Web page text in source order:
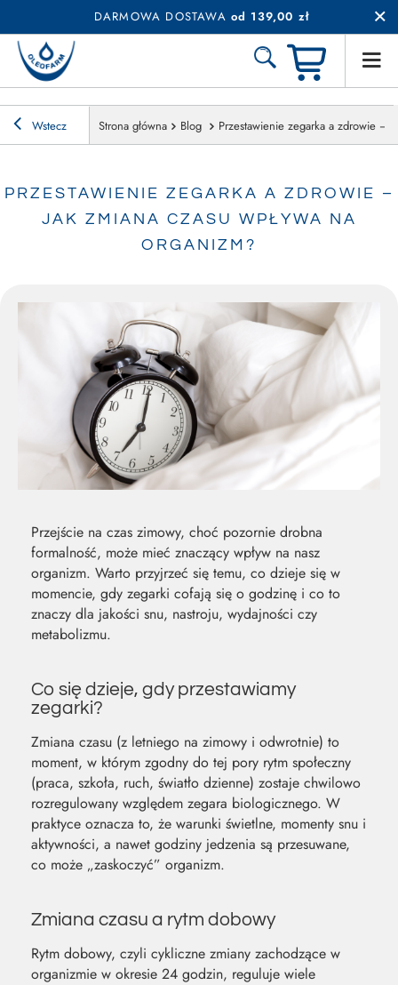
DARMOWA DOSTAWA od 139,00 zł
Wstecz Strona główna Blog Przestawienie zegarka a zdrowie –
NATURY
PRZESTAWIENIE ZEGARKA A ZDROWIE –
JAK ZMIANA CZASU WPŁYWA NA
ORGANIZM?
Przejście na czas zimowy, choć pozornie drobna
formalność, może mieć znaczący wpływ na nasz
organizm. Warto przyjrzeć się temu, co dzieje się w
momencie, gdy zegarki cofają się o godzinę i co to
znaczy dla jakości snu, nastroju, wydajności czy
metabolizmu.
Co się dzieje, gdy przestawiamy
zegarki?
Zmiana czasu (z letniego na zimowy i odwrotnie) to
moment, w którym zgodny do tej pory rytm społeczny
(praca, szkoła, ruch, światło dzienne) zostaje chwilowo
rozregulowany względem zegara biologicznego. W
praktyce oznacza to, że warunki świetlne, momenty snu i
aktywności, a nawet godziny jedzenia są przesuwane,
co może „zaskoczyć” organizm.
Zmiana czasu a rytm dobowy
Rytm dobowy, czyli cykliczne zmiany zachodzące w
organizmie w okresie 24 godzin, reguluje wiele